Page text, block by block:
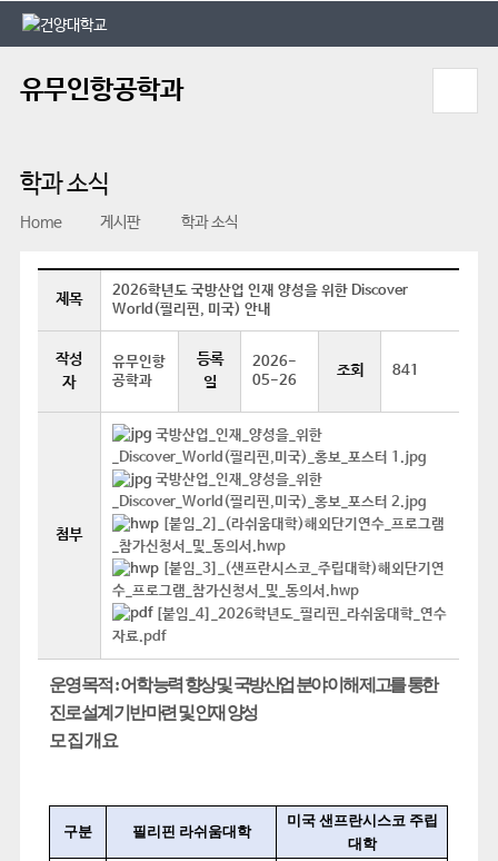
본문 바로가기
대메뉴 바로가기
유무인항공학과
학과 소식
Home 게시판 학과 소식
제목
2026학년도 국방산업 인재 양성을 위한 Discover
World(필리핀, 미국) 안내
작성
자
유무인항
공학과
등록
일
2026-
05-26
조회 841
첨부
국방산업_인재_양성을_위한
_Discover_World(필리핀,미국)_홍보_포스터 1.jpg
국방산업_인재_양성을_위한
_Discover_World(필리핀,미국)_홍보_포스터 2.jpg
[붙임_2]_(라쉬움대학)해외단기연수_프로그램
_참가신청서_및_동의서.hwp
[붙임_3]_(샌프란시스코_주립대학)해외단기연
수_프로그램_참가신청서_및_동의서.hwp
[붙임_4]_2026학년도_필리핀_라쉬움대학_연수
자료.pdf
운영목적 :어학 능력 향상 및 국방산업 분야 이해 제고를 통한
진로 설계 기반 마련 및 인재 양성
모집개요
구분 필리핀 라쉬움대학
미국 샌프란시스코 주립
대학